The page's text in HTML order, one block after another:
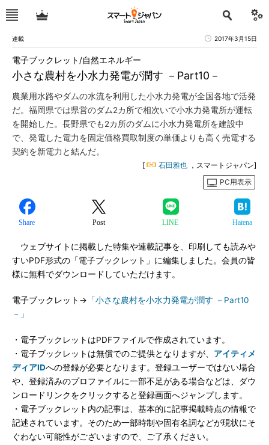
連載 2017年3月15日
小さな農村を小水力発電が潤す －Part10－
電子ブックレット/自然エネルギー
農業用水路やダムの水流を利用した小水力発電が全国各地で活発
だ。福岡県では県営のダム2カ所で相次いで小水力発電所が運転
を開始した。長野県でも2カ所のダムに小水力発電所を建設中
で、発電した電力を固定価格買取制度の単価よりも高く売電する
契約を新電力と結んだ。
[ 石田雅也 ，スマートジャパン]
PC用表示
Share Post LINE Hatena
ウェブサイトに掲載した特集や連載記事を、印刷しても読みや
すいPDF形式の「電子ブックレット」に編集しました。会員の皆
様に無料でダウンロードしていただけます。
電子ブックレット→ 「小さな農村を小水力発電が潤す －Part10
－」
・電子ブックレットはPDFファイルで作成されています。
・電子ブックレットは無償でのご提供となりますが、 アイティメ
ディアIDへの登録が必要となります。登録ユーザーではない場合
や、登録済みのプロファイルに一部不足がある場合などは、ダウ
ンロードリンクをクリックすると登録画面へジャンプします。
・電子ブックレット内の記事は、基本的に記事掲載時点の情報で
記述されています。そのため一部時制や固有名詞などが現状にそ
ぐわない可能性がございますので、ご了承ください。